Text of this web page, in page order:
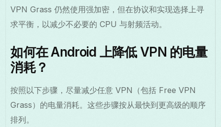
VPN Grass 仍然使用强加密，但在协议和实现选择上寻
求平衡，以减少不必要的 CPU 与射频活动。
如何在 Android 上降低 VPN 的电量
消耗？
按照以下步骤，尽量减少任意 VPN（包括 Free VPN
Grass）的电量消耗。这些步骤按从最快到更高级的顺序
排列。